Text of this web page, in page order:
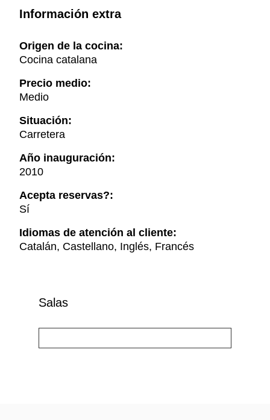
Información extra
Origen de la cocina:
Cocina catalana
Precio medio:
Medio
Situación:
Carretera
Año inauguración:
2010
Acepta reservas?:
Sí
Idiomas de atención al cliente:
Catalán, Castellano, Inglés, Francés
Salas